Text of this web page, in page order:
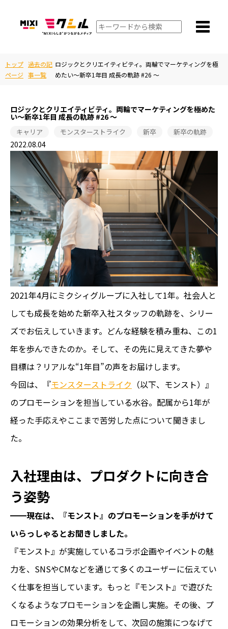
トップ
ページ
過去の記
事一覧
ロジックとクリエイティビティ。両輪でマーケティングを極
めたい〜新卒1年目 成長の軌跡 #26 〜
ロジックとクリエイティビティ。両輪でマーケティングを極めた
い〜新卒1年目 成長の軌跡 #26 〜
キャリア モンスターストライク 新卒 新卒の軌跡
2022.08.04
2021年4月にミクシィグループに入社して1年。社会人と
しても成長を始めた新卒入社スタッフの軌跡を、シリー
ズでお伝えしていきます。どんな経験を積み重ね、この1
年を歩んできたのか。そして、その先に見えてきた夢や
目標は？リアルな“1年目”の声をお届けします。
今回は、『モンスターストライク （以下、モンスト）』
のプロモーションを担当している水谷。配属から1年が
経った手応えやここまで苦労した点について聞きまし
た。
入社理由は、プロダクトに向き合
う姿勢
━━現在は、『モンスト』のプロモーションを手がけて
いらっしゃるとお聞きしました。
『モンスト』が実施しているコラボ企画やイベントの魅
力を、SNSやCMなどを通じて多くのユーザーに伝えてい
く仕事を担当しています。もっと『モンスト』で遊びた
くなるようなプロモーションを企画し実施。その後、プ
ロモーションの効果分析をして、次回の施策につなげて